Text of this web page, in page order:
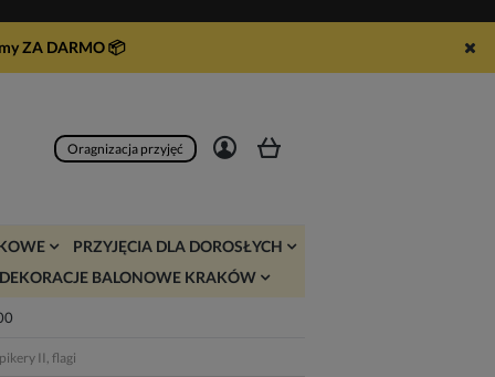
ZA DARMO📦
Oragnizacja przyjęć
PRZYJĘCIA DLA DOROSŁYCH
BALONOWE KRAKÓW
II, flagi